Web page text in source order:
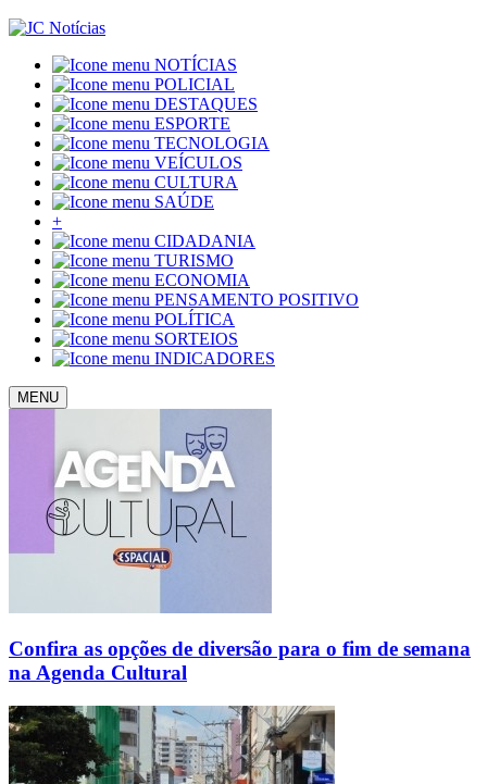
NOTÍCIAS
POLICIAL
DESTAQUES
ESPORTE
TECNOLOGIA
VEÍCULOS
CULTURA
SAÚDE
+
CIDADANIA
TURISMO
ECONOMIA
PENSAMENTO POSITIVO
POLÍTICA
SORTEIOS
INDICADORES
MENU
Confira as opções de diversão para o fim de semana
na Agenda Cultural